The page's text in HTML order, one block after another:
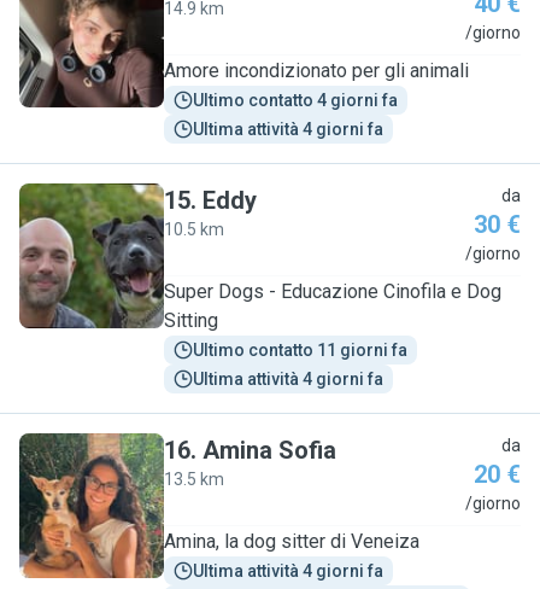
O
14.9 km
/giorno
Amore incondizionato per gli animali
Ultimo contatto 4 giorni fa
Ultima attività 4 giorni fa
E
15. Eddy
10.5 km
da
30 €
/giorno
Super Dogs - Educazione Cinofila e Dog
Sitting
Ultimo contatto 11 giorni fa
Ultima attività 4 giorni fa
A
16. Amina Sofia
13.5 km
da
20 €
/giorno
Amina, la dog sitter di Veneiza
Ultima attività 4 giorni fa